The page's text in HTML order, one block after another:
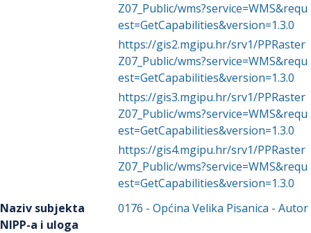
Z07_Public/wms?service=WMS&requ
est=GetCapabilities&version=1.3.0
https://gis2.mgipu.hr/srv1/PPRaster
Z07_Public/wms?service=WMS&requ
est=GetCapabilities&version=1.3.0
https://gis3.mgipu.hr/srv1/PPRaster
Z07_Public/wms?service=WMS&requ
est=GetCapabilities&version=1.3.0
https://gis4.mgipu.hr/srv1/PPRaster
Z07_Public/wms?service=WMS&requ
est=GetCapabilities&version=1.3.0
Naziv subjekta
NIPP-a i uloga
0176 -Općina Velika Pisanica - Autor